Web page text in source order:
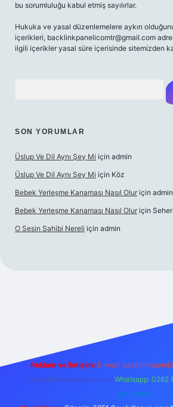
bu sorumluluğu kabul etmiş sayılırlar.
Hukuka ve yasal düzenlemelere aykırı
içerikleri, backlinkpanelicomtr@gmail.com
ilgili içerikler yasal süre içerisinde sitemizden
SON YORUMLAR
Üslup Ve Dil Aynı Şey Mi için admin
Üslup Ve Dil Aynı Şey Mi için Köz
Bebek Yerleşme Kanaması Nasıl Olur için admin
Bebek Yerleşme Kanaması Nasıl Olur için Seher
O Sesin Sahibi Nereli için admin
Reklam ve İletişim: E-mail:
forumhizmeti@gmail.com Whatsapp: 0262
@karabul